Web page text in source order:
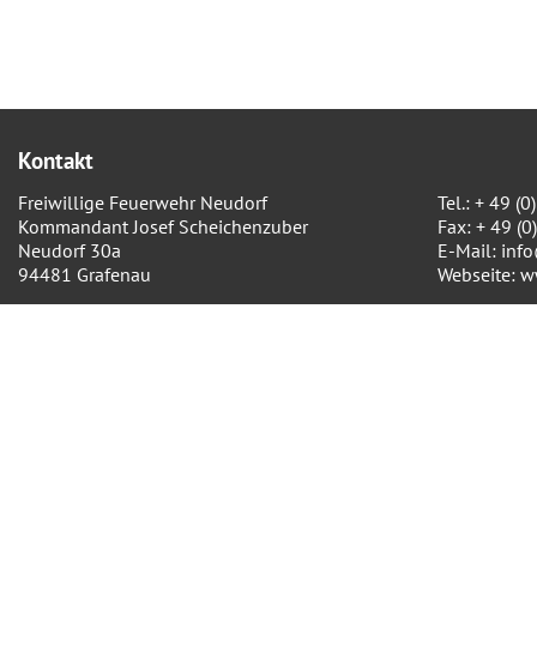
Kontakt
Freiwillige Feuerwehr Neudorf
Kommandant Josef Scheichenzuber
Neudorf 30a
94481 Grafenau
Tel.: + 49
Fax: + 49
E-Mail:
Webseite: